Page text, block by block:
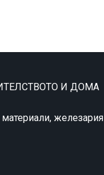
И ДОМА
железария